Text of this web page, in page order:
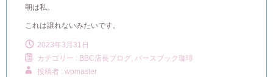
朝は私。
これは譲れないみたいです。
2023年3月31日
カテゴリー : BBC店長ブログ バースブック珈琲
投稿者 : wpmaster